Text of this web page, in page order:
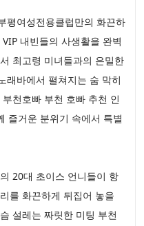
평여성전용클럽만의 화끈하
내빈들의 사생활을 완벽
최고령 미녀들과의 은밀한
래바에서 펼쳐지는 숨 막히
천호빠 부천 호빠 추천 인
즐거운 분위기 속에서 특별
20대 초이스 언니들이 항
를 화끈하게 뒤집어 놓을
설레는 짜릿한 미팅 부천